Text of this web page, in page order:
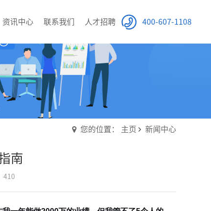
资讯中心 联系我们 人才招聘 400-607-1108
您的位置： 主页 新闻中心
南
410